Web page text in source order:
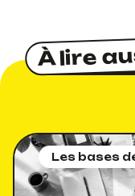
À lire
À lire
Les bases